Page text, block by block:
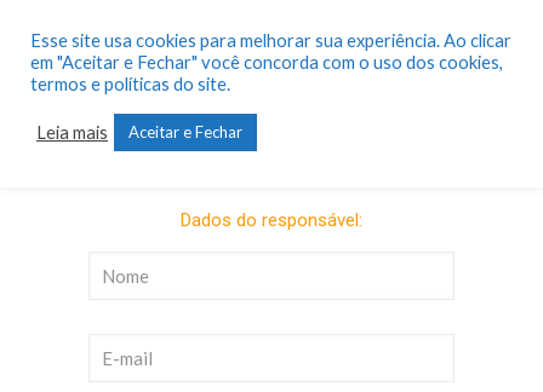
Venha fazer parte da Escola que evolui
Dados do responsável:
Esse site usa cookies para melhorar sua experiência. Ao clicar
em "Aceitar e Fechar" você concorda com o uso dos cookies,
termos e políticas do site.
Leia mais Aceitar e Fechar